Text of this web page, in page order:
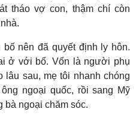
Multimedia
Video
E-Magazine
Infographic
tháo vợ con, thậm chí còn
nên đã quyết định ly hôn.
ở với bố. Vốn là người phụ
lâu sau, mẹ tôi nhanh chóng
ngoại quốc, rồi sang Mỹ
bà ngoại chăm sóc.